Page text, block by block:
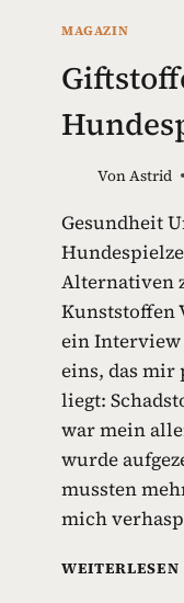
MAGAZIN
VonAstrid
Gesundheit
Alternativen
Kunststoffen
ein Interview
eins, das mir
liegt:
war mein
wurde
mussten
mich
WEITERLESEN